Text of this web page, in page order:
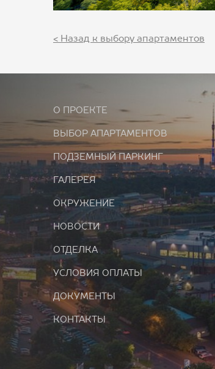
< Назад к выбору апартаментов
О ПРОЕКТЕ
ВЫБОР АПАРТАМЕНТОВ
ПОДЗЕМНЫЙ ПАРКИНГ
ГАЛЕРЕЯ
ОКРУЖЕНИЕ
НОВОСТИ
ОТДЕЛКА
УСЛОВИЯ ОПЛАТЫ
ДОКУМЕНТЫ
КОНТАКТЫ